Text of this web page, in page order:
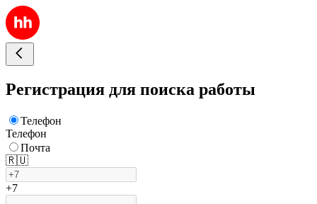
Регистрация для поиска работы
Телефон
Телефон
Почта
🇷🇺
+7